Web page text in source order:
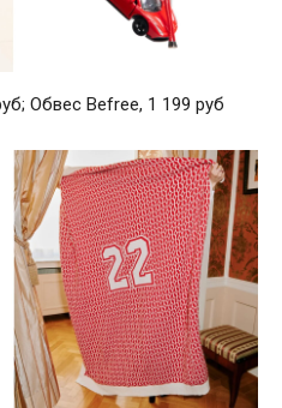
Обвес Befree, 1 199 руб